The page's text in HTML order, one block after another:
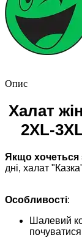
Опис
Халат
2XL-
Якщо хочеться
дні, халат
Особливості:
Шалевий